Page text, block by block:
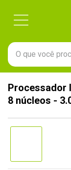
O que você
Processador
8 núcleos -